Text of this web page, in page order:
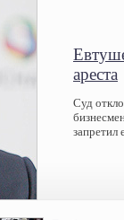
ареста
Суд
запретил